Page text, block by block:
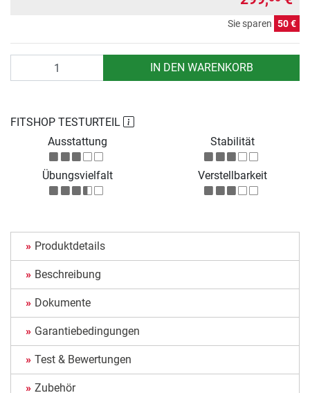
Sie sparen 50 €
IN DEN WARENKORB
FITSHOP TESTURTEIL
Ausstattung
Stabilität
Übungsvielfalt Verstellbarkeit
Produktdetails
Beschreibung
Dokumente
Garantiebedingungen
Test & Bewertungen
Zubehör